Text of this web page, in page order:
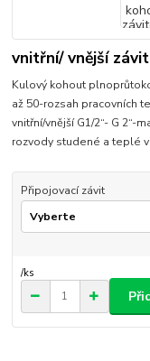
vnitřní/ vnější závit
Kulový kohout
až 50-rozsah pracovních
vnitřní/vnější G1/2“- G 2“-
rozvody studené a teplé
Připojovací závit
/ks